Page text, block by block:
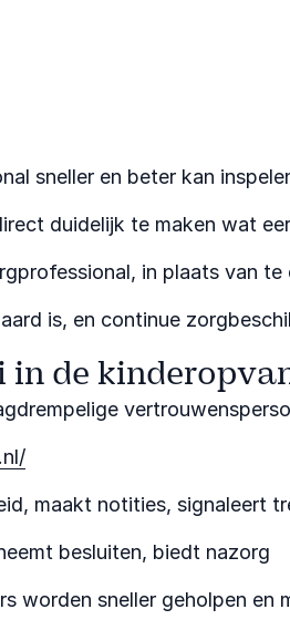
sneller en beter kan
duidelijk te maken wat
in plaats van
is, en continue
in de
maakt notities, signaleert
besluiten, biedt nazorg
worden sneller geholpen en